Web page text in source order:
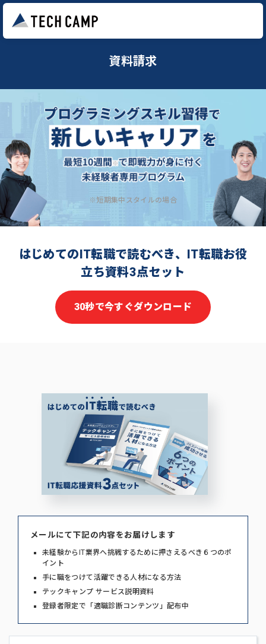
資料請求
※短期集中スタイルの場合
はじめてのIT転職で読むべき、IT転職お役
立ち資料3点セット
30秒で今すぐダウンロード
メールにて下記の内容をお届けします
未経験からIT業界へ挑戦するために押さえるべき６つのポ
イント
手に職をつけて活躍できる人材になる方法
テックキャンプ サービス説明資料
登録者限定で「適職診断コンテンツ」配布中